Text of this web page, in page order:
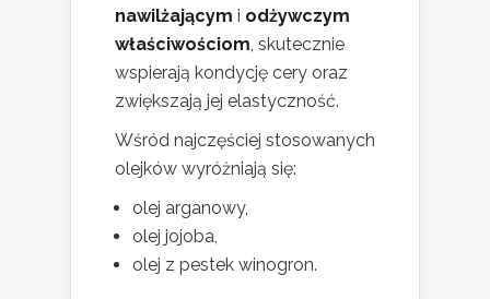
nawilżającym i odżywczym
właściwościom, skutecznie
wspierają kondycję cery oraz
zwiększają jej elastyczność.
Wśród najczęściej stosowanych
olejków wyróżniają się:
olej arganowy,
olej jojoba,
olej z pestek winogron.